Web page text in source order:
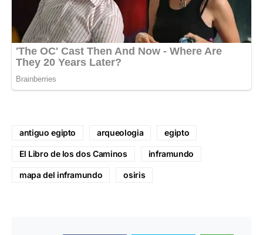
antiguo egipto arqueologia egipto
El Libro de los dos Caminos inframundo
mapa del inframundo osiris